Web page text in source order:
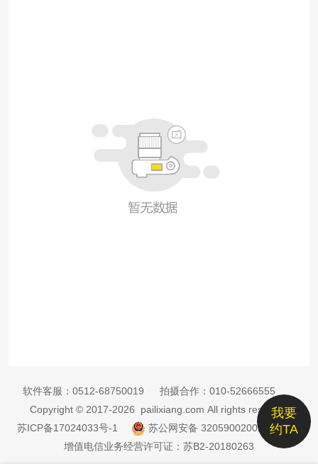
我要
约TA
软件客服： 0512-68750019 拍摄合作： 010-52666555
Copyright © 2017-2026 pailixiang.com All rights reserved
苏ICP备17024033号-1
苏公网安备 32059002002885号
增值电信业务经营许可证：苏B2-20180263